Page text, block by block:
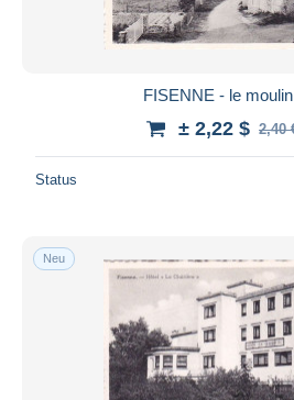
FISENNE - le
± 2,22 $ 2,40
Status
Neu